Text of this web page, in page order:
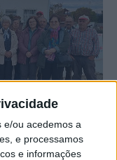
e/ou acedemos a
e processamos
e informações
concelho de